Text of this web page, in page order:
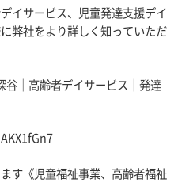
イサービス、 児童発達支援デイ
弊社をより詳しく知っていただ
｜高齢者デイサービス｜ 発達
す《児童福祉事業、高齢者福祉